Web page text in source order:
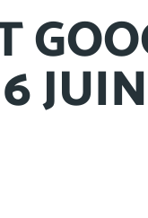
JUIN